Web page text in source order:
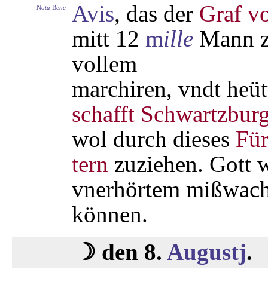
Nota Bene Avis, das der Graf
mitt 12 mille Mann
vollem
marchiren, vndt
schafft
wol durch dieses
tern zuziehen. Gott
vnerhörtem
können.
☽ den 8. Augustj.